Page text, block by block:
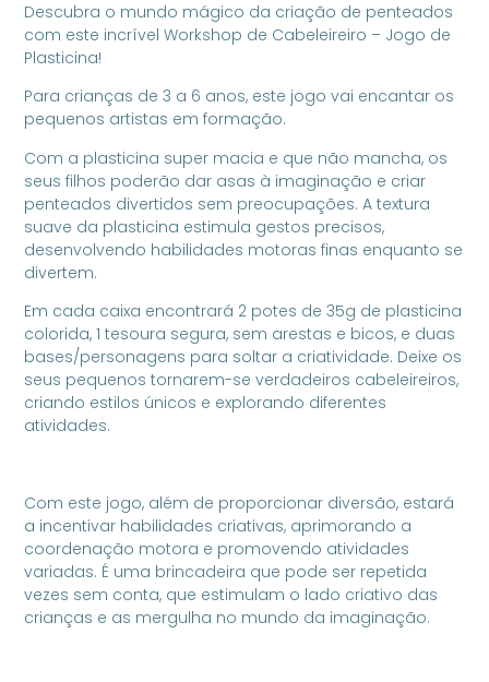
Descubra o mundo mágico da criação de penteados
com este incrível Workshop de Cabeleireiro – Jogo de
Plasticina!
Para crianças de 3 a 6 anos, este jogo vai encantar os
pequenos artistas em formação.
Com a plasticina super macia e que não mancha, os
seus filhos poderão dar asas à imaginação e criar
penteados divertidos sem preocupações. A textura
suave da plasticina estimula gestos precisos,
desenvolvendo habilidades motoras finas enquanto se
divertem.
Em cada caixa encontrará 2 potes de 35g de plasticina
colorida, 1 tesoura segura, sem arestas e bicos, e duas
bases/personagens para soltar a criatividade. Deixe os
seus pequenos tornarem-se verdadeiros cabeleireiros,
criando estilos únicos e explorando diferentes
atividades.
Com este jogo, além de proporcionar diversão, estará
a incentivar habilidades criativas, aprimorando a
coordenação motora e promovendo atividades
variadas. É uma brincadeira que pode ser repetida
vezes sem conta, que estimulam o lado criativo das
crianças e as mergulha no mundo da imaginação.